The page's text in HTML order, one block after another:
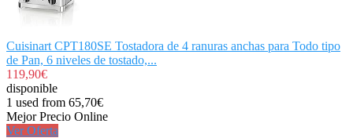
Cuisinart CPT180SE Tostadora de 4 ranuras anchas para Todo tipo
de Pan, 6 niveles de tostado,...
119,90€
disponible
1 used from 65,70€
Mejor Precio Online
Ver Oferta